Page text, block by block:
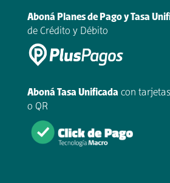
Aboná Planes de Pago y Tasa
de Crédito y Débito
Aboná Tasa Unificada con
o QR